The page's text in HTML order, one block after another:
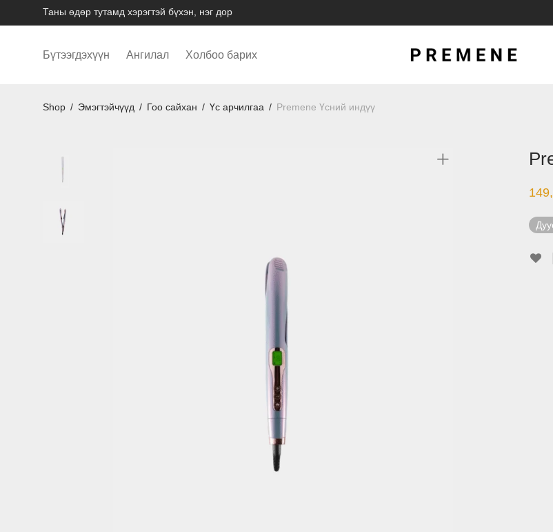
Таны өдөр тутамд хэрэгтэй бүхэн, нэг дор
Бүтээгдэхүүн Ангилал Холбоо барих
Shop / Эмэгтэйчүүд / Гоо сайхан / Үс арчилгаа / Premene Үсний индүү